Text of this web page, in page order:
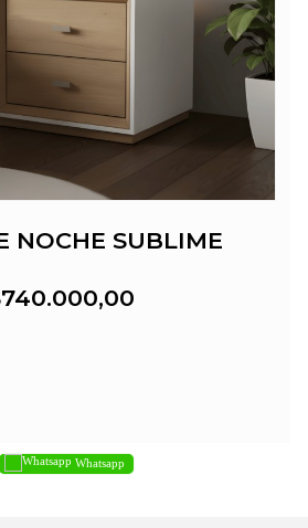
NOCHE SUBLIME
Whatsapp